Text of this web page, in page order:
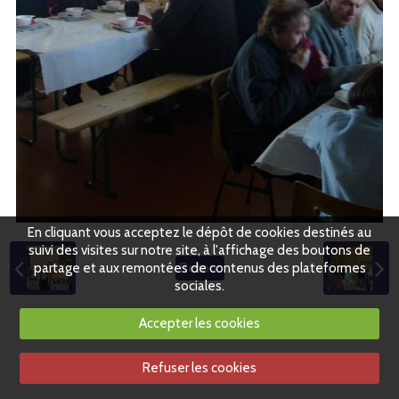
Retour
En cliquant vous acceptez le dépôt de cookies destinés au
suivi des visites sur notre site, à l'affichage des boutons de
partage et aux remontées de contenus des plateformes
sociales.
Accepter les cookies
Refuser les cookies